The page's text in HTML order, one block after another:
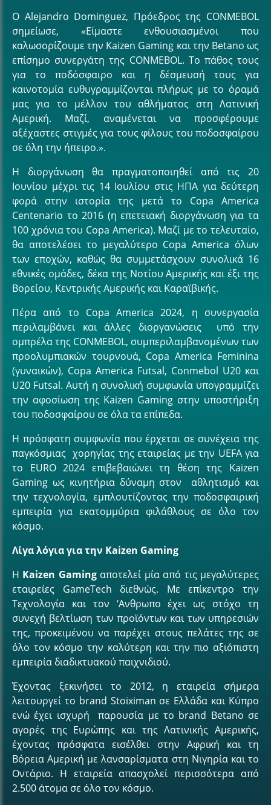
Ο Alejandro Dominguez, Πρόεδρος της CONMEBOL
σημείωσε, «Είμαστε ενθουσιασμένοι που
καλωσορίζουμε την Kaizen Gaming και την Betano ως
επίσημο συνεργάτη της CONMEBOL. Το πάθος τους
για το ποδόσφαιρο και η δέσμευσή τους για
καινοτομία ευθυγραμμίζονται πλήρως με το όραμά
μας για το μέλλον του αθλήματος στη Λατινική
Αμερική. Μαζί, αναμένεται να προσφέρουμε
αξέχαστες στιγμές για τους φίλους του ποδοσφαίρου
σε όλη την ήπειρο.».
Η διοργάνωση θα πραγματοποιηθεί από τις 20
Ιουνίου μέχρι τις 14 Ιουλίου στις ΗΠΑ για δεύτερη
φορά στην ιστορία της μετά το Copa America
Centenario το 2016 (η επετειακή διοργάνωση για τα
100 χρόνια του Copa America). Μαζί με το τελευταίο,
θα αποτελέσει το μεγαλύτερο Copa America όλων
των εποχών, καθώς θα συμμετάσχουν συνολικά 16
εθνικές ομάδες, δέκα της Νοτίου Αμερικής και έξι της
Βορείου, Κεντρικής Αμερικής και Καραϊβικής.
Πέρα από το Copa America 2024, η συνεργασία
περιλαμβάνει και άλλες διοργανώσεις υπό την
ομπρέλα της CONMEBOL, συμπεριλαμβανομένων των
προολυμπιακών τουρνουά, Copa America Feminina
(γυναικών), Copa America Futsal, Conmebol U20 και
U20 Futsal. Αυτή η συνολική συμφωνία υπογραμμίζει
την αφοσίωση της Kaizen Gaming στην υποστήριξη
του ποδοσφαίρου σε όλα τα επίπεδα.
Η πρόσφατη συμφωνία που έρχεται σε συνέχεια της
παγκόσμιας χορηγίας της εταιρείας με την UEFA για
το EURO 2024 επιβεβαιώνει τη θέση της Kaizen
Gaming ως κινητήρια δύναμη στον αθλητισμό και
την τεχνολογία, εμπλουτίζοντας την ποδοσφαιρική
εμπειρία για εκατομμύρια φιλάθλους σε όλο τον
κόσμο.
Λίγα λόγια για την Kaizen Gaming
H Kaizen Gamingαποτελεί μία από τις μεγαλύτερες
εταιρείες GameTech διεθνώς. Με επίκεντρο την
Τεχνολογία και τον ‘Ανθρωπο έχει ως στόχο τη
συνεχή βελτίωση των προϊόντων και των υπηρεσιών
της, προκειμένου να παρέχει στους πελάτες της σε
όλο τον κόσμο την καλύτερη και την πιο αξιόπιστη
εμπειρία διαδικτυακού παιχνιδιού.
Έχοντας ξεκινήσει το 2012, η εταιρεία σήμερα
λειτουργεί το brand Stoiximan σε Ελλάδα και Κύπρο
ενώ έχει ισχυρή παρουσία με το brand Betano σε
αγορές της Ευρώπης και της Λατινικής Αμερικής,
έχοντας πρόσφατα εισέλθει στην Αφρική και τη
Βόρεια Αμερική με λανσαρίσματα στη Νιγηρία και το
Οντάριο. Η εταιρεία απασχολεί περισσότερα από
2.500 άτομα σε όλο τον κόσμο.